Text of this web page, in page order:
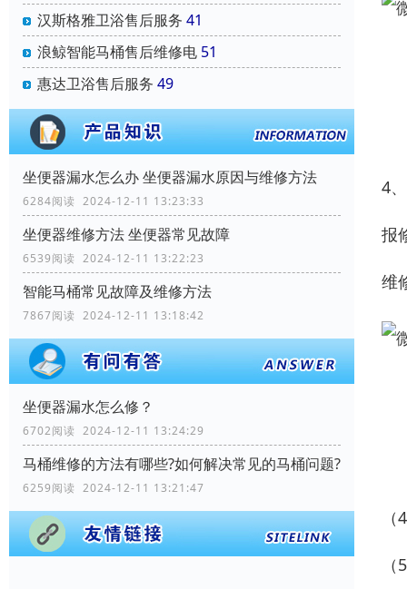
汉斯格雅卫浴售后服务 41
浪鲸智能马桶售后维修电 51
惠达卫浴售后服务 49
坐便器漏水怎么办 坐便器漏水原因与维修方法
6284阅读 2024-12-11 13:23:33
坐便器维修方法 坐便器常见故障
6539阅读 2024-12-11 13:22:23
智能马桶常见故障及维修方法
7867阅读 2024-12-11 13:18:42
坐便器漏水怎么修？
6702阅读 2024-12-11 13:24:29
马桶维修的方法有哪些?如何解决常见的马桶问题?
6259阅读 2024-12-11 13:21:47
4
报
维